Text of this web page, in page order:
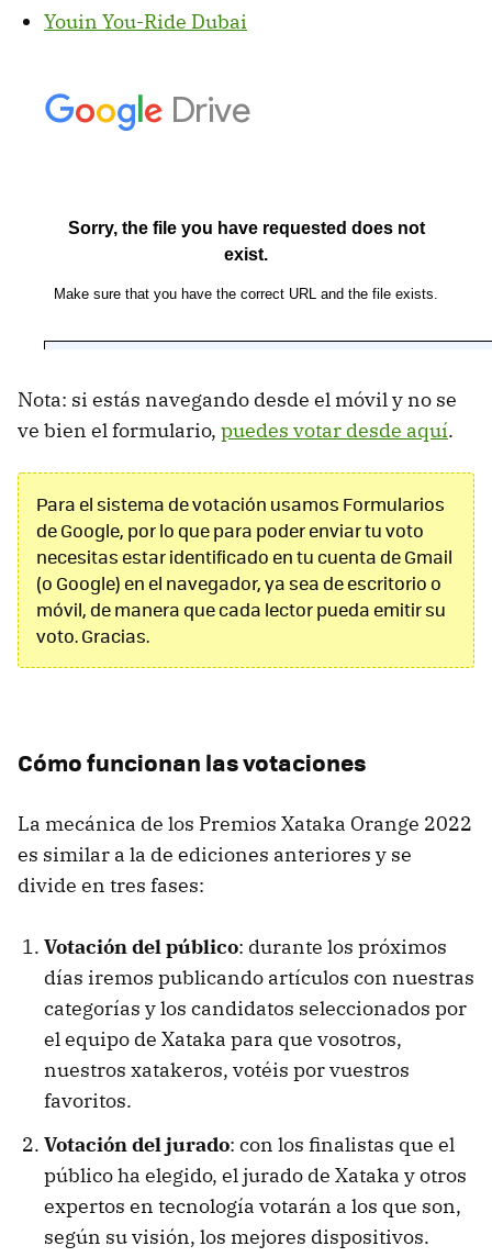
Youin You-Ride Dubai
Nota: si estás navegando desde el móvil y no se
ve bien el formulario, puedes votar desde aquí.
Para el sistema de votación usamos Formularios
de Google, por lo que para poder enviar tu voto
necesitas estar identificado en tu cuenta de Gmail
(o Google) en el navegador, ya sea de escritorio o
móvil, de manera que cada lector pueda emitir su
voto. Gracias.
Cómo funcionan las votaciones
La mecánica de los Premios Xataka Orange 2022
es similar a la de ediciones anteriores y se
divide en tres fases:
Votación del público: durante los próximos
días iremos publicando artículos con nuestras
categorías y los candidatos seleccionados por
el equipo de Xataka para que vosotros,
nuestros xatakeros, votéis por vuestros
favoritos.
Votación del jurado: con los finalistas que el
público ha elegido, el jurado de Xataka y otros
expertos en tecnología votarán a los que son,
según su visión, los mejores dispositivos.